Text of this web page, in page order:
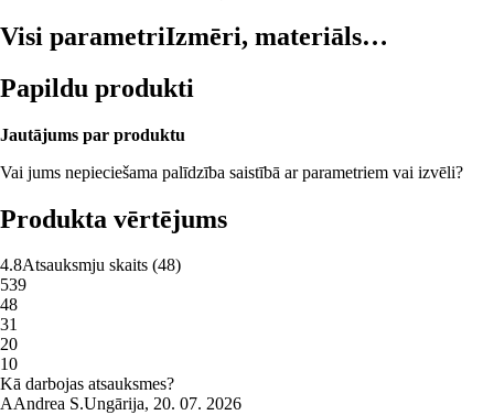
Visi parametriIzmēri, materiāls…
Papildu produkti
Jautājums par produktu
Vai jums nepieciešama palīdzība saistībā ar parametriem vai izvēli?
Produkta vērtējums
4.8Atsauksmju skaits (48)
539
48
31
20
10
Kā darbojas atsauksmes?
AAndrea S.Ungārija, 20. 07. 2026